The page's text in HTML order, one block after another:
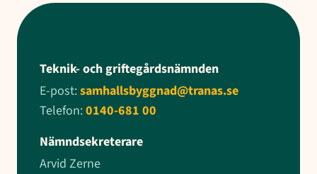
Teknik- och griftegårdsnämnden
E-post:samhallsbyggnad@tranas.se
Telefon:0140-681 00
Nämndsekreterare
Arvid Zerne